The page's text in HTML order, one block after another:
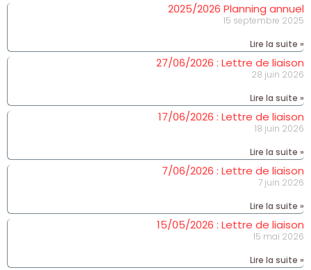
2025/2026 Planning annuel
15 septembre 2025
Lire la suite »
27/06/2026 : Lettre de liaison
28 juin 2026
Lire la suite »
17/06/2026 : Lettre de liaison
18 juin 2026
Lire la suite »
7/06/2026 : Lettre de liaison
7 juin 2026
Lire la suite »
15/05/2026 : Lettre de liaison
15 mai 2026
Lire la suite »